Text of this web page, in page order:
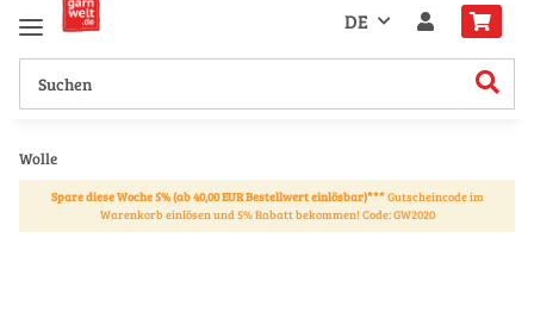
DE
Wolle
Spare diese Woche 5% (ab 40,00 EUR Bestellwert einlösbar)***Gutscheincode im
Warenkorb einlösen und 5% Rabatt bekommen! Code: GW2020